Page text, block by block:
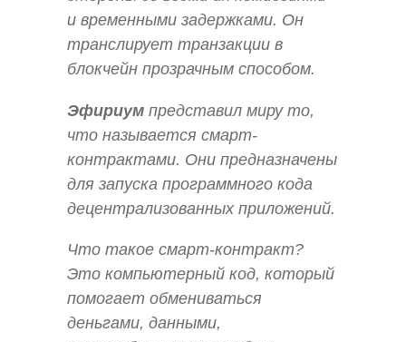
и временными задержками. Он
транслирует транзакции в
блокчейн прозрачным способом.
Эфириум представил миру то,
что называется смарт-
контрактами. Они предназначены
для запуска программного кода
децентрализованных приложений.
Что такое смарт-контракт?
Это компьютерный код, который
помогает обмениваться
деньгами, данными,